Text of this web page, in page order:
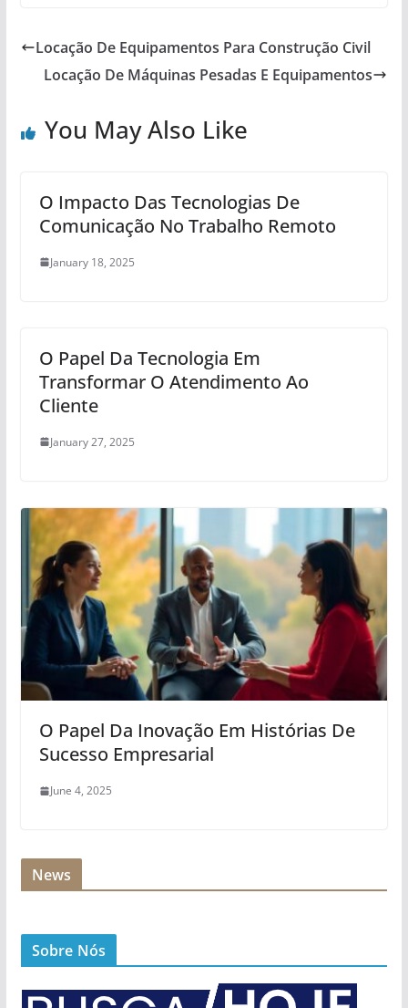
Locação De Equipamentos Para Construção Civil
Locação De Máquinas Pesadas E Equipamentos
You May Also Like
O Impacto Das Tecnologias De
Comunicação No Trabalho Remoto
January 18, 2025
O Papel Da Tecnologia Em
Transformar O Atendimento Ao
Cliente
January 27, 2025
O Papel Da Inovação Em Histórias De
Sucesso Empresarial
June 4, 2025
News
Sobre Nós